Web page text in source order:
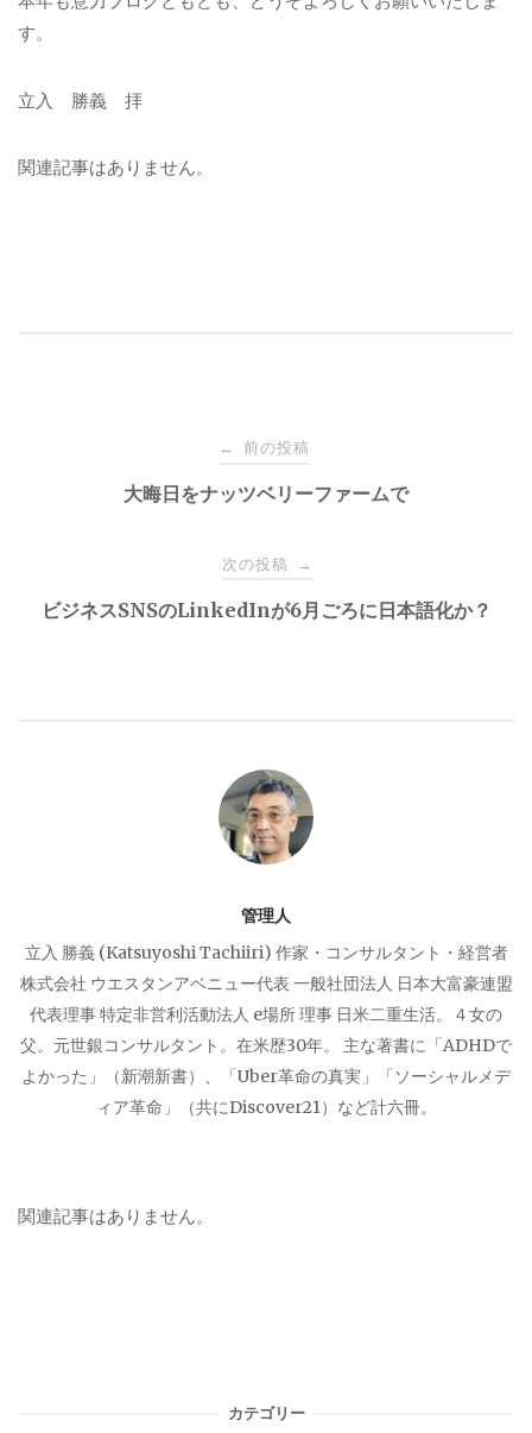
す。
立入 勝義 拝
関連記事はありません。
ビ
ン
← 前の投稿
大晦日をナッツベリーファームで
次の投稿 →
ビジネスSNSのLinkedInが6月ごろに日本語化か？
管理人
立入 勝義 (Katsuyoshi Tachiiri) 作家・コンサルタント・経営者
株式会社 ウエスタンアベニュー代表 一般社団法人 日本大富豪連盟
代表理事 特定非営利活動法人 e場所 理事 日米二重生活。４女の
父。元世銀コンサルタント。在米歴30年。 主な著書に「ADHDで
よかった」（新潮新書）、「Uber革命の真実」「ソーシャルメデ
ィア革命」（共にDiscover21）など計六冊。
関連記事はありません。
カテゴリー